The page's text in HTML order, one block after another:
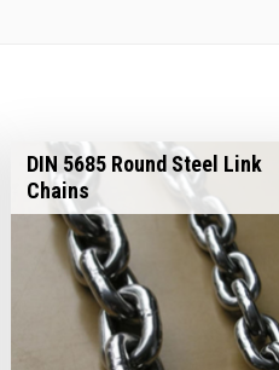
DIN 5685 Round Steel Link
Chains